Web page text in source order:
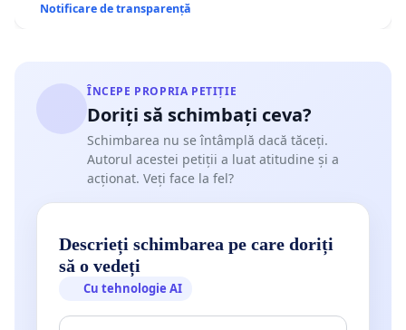
Notificare de transparență
ÎNCEPE PROPRIA PETIȚIE
Doriți să schimbați ceva?
Schimbarea nu se întâmplă dacă tăceți.
Autorul acestei petiții a luat atitudine și a
acționat. Veți face la fel?
Descrieți schimbarea pe care doriți
să o vedeți
Cu tehnologie AI